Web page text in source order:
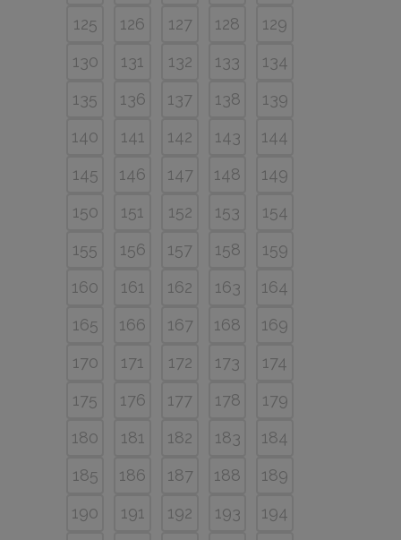
125
126 127 128
129
130
131 132 133
134
135
136 137 138
139
140
141 142 143
144
145
146 147 148
149
150
151 152 153
154
155
156 157 158
159
160
161 162 163
164
165
166 167 168
169
170
171 172 173
174
175
176 177 178
179
180
181 182 183
184
185
186 187 188
189
190
191 192 193
194